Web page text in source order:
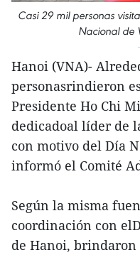
Casi 29 mil personas
Nacional de
Hanoi (VNA)-
personasrindieron
Presidente Ho Chi
dedicadoal líder de
con motivo del Día
informó el Comité
Según la misma
coordinación con
de Hanoi,